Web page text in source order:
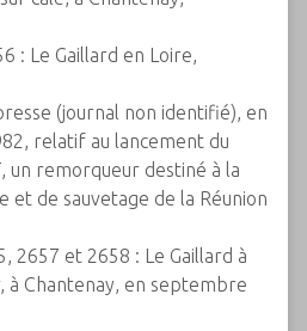
: Le Gaillard en Loire,
(journal non identifié), en
relatif au lancement du
un remorqueur destiné à la
et de sauvetage de la Réunion
2657 et 2658 : Le Gaillard à
à Chantenay, en septembre